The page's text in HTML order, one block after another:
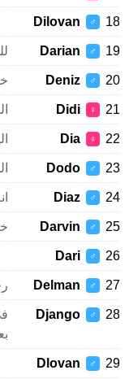
♂
Dilovan
♂
Darian
♂
Deniz
♀
Didi
♀
Dia اليوم.
♂
Dodo
♂
Diaz انه
♂
Darvin
♂
Dari
♂
Delman رجل
♂
Django
بعد
♂
Dlovan